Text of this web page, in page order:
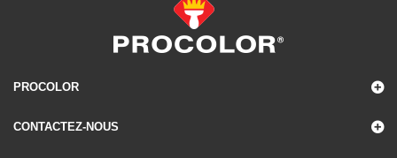
PROCOLOR
CONTACTEZ-NOUS